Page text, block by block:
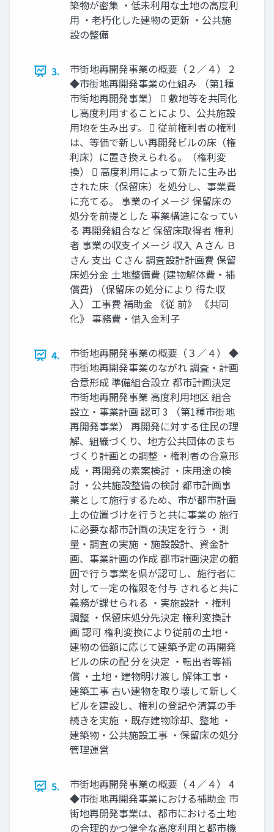
築物が密集 ・低未利用な土地の高度利
用 ・老朽化した建物の更新 ・公共施
設の整備
3.
市街地再開発事業の概要（２／４） 2
◆市街地再開発事業の仕組み （第1種
市街地再開発事業）  敷地等を共同化
し高度利用することにより、公共施設
用地を生み出す。  従前権利者の権利
は、等価で新しい再開発ビルの床（権
利床）に置き換えられる。（権利変
換）  高度利用によって新たに生み出
された床（保留床）を処分し、事業費
に充てる。 事業のイメージ 保留床の
処分を前提とした 事業構造になってい
る 再開発組合など 保留床取得者 権利
者 事業の収支イメージ 収入 Ａさん Ｂ
さん 支出 Ｃさん 調査設計計画費 保留
床処分金 土地整備費 (建物解体費・補
償費) （保留床の処分により 得た収
入） 工事費 補助金 《従 前》 《共同
化》 事務費・借入金利子
4.
市街地再開発事業の概要（３／４） ◆
市街地再開発事業のながれ 調査・計画
合意形成 準備組合設立 都市計画決定
市街地再開発事業 高度利用地区 組合
設立・事業計画 認可 3 （第1種市街地
再開発事業） 再開発に対する住⺠の理
解、組織づくり、地方公共団体のまち
づくり計画との調整 ・権利者の合意形
成 ・再開発の素案検討 ・床用途の検
討 ・公共施設整備の検討 都市計画事
業として施行するため、市が都市計画
上の位置づけを行うと共に事業の 施行
に必要な都市計画の決定を行う ・測
量・調査の実施 ・施設設計、資金計
画、事業計画の作成 都市計画決定の範
囲で行う事業を県が認可し、施行者に
対して一定の権限を付与 されると共に
義務が課せられる ・実施設計 ・権利
調整 ・保留床処分先決定 権利変換計
画 認可 権利変換により従前の土地・
建物の価額に応じて建築予定の再開発
ビルの床の配 分を決定 ・転出者等補
償 ・土地・建物明け渡し 解体工事・
建築工事 古い建物を取り壊して新しく
ビルを建設し、権利の登記や清算の手
続きを実施 ・既存建物除却、整地 ・
建築物・公共施設工事 ・保留床の処分
管理運営
5.
市街地再開発事業の概要（４／４） 4
◆市街地再開発事業における補助金 市
街地再開発事業は、都市における土地
の合理的かつ健全な高度利用と都市機